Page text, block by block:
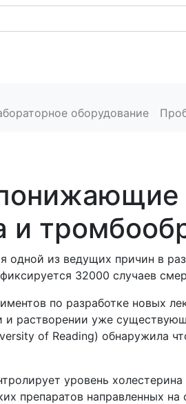
оборудование
и
одной из ведущих причин в
32000 случаев
по разработке новых
растворении уже
of Reading) обнаружила
уровень
препаратов направленных